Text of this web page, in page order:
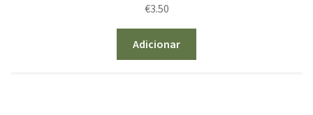
€3.50
Adicionar